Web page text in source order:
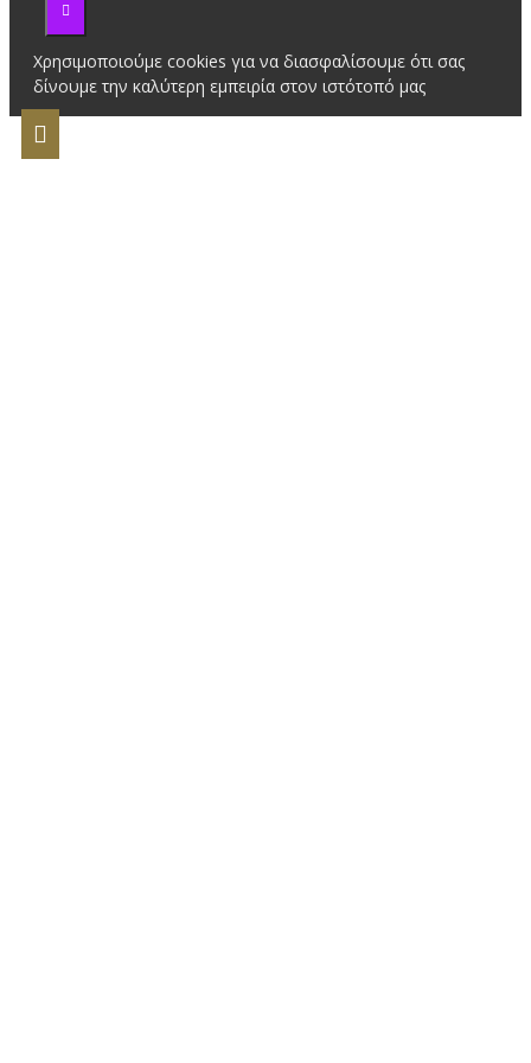
Χρησιμοποιούμε cookies για να διασφαλίσουμε ότι σας
δίνουμε την καλύτερη εμπειρία στον ιστότοπό μας